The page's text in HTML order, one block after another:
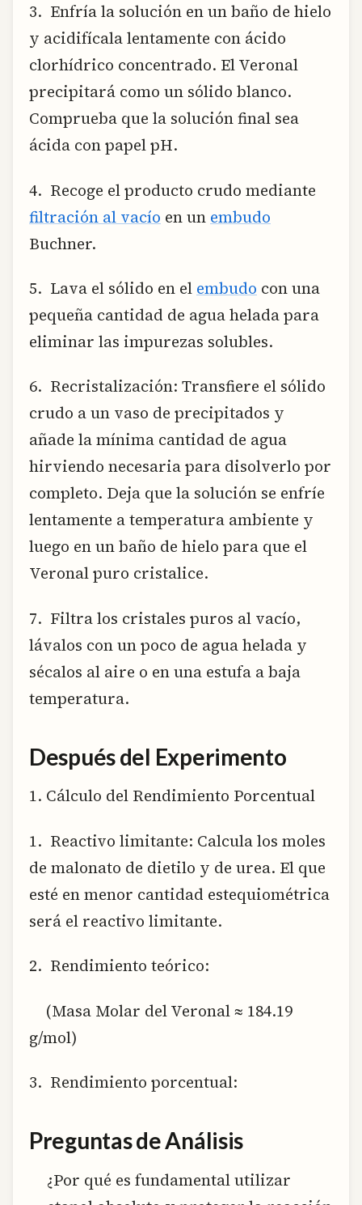
3. Enfría la solución en un baño de hielo
y acidifícala lentamente con ácido
clorhídrico concentrado. El Veronal
precipitará como un sólido blanco.
Comprueba que la solución final sea
ácida con papel pH.
4. Recoge el producto crudo mediante
filtración al vacío en un embudo
Buchner.
5. Lava el sólido en el embudo con una
pequeña cantidad de agua helada para
eliminar las impurezas solubles.
6. Recristalización: Transfiere el sólido
crudo a un vaso de precipitados y
añade la mínima cantidad de agua
hirviendo necesaria para disolverlo por
completo. Deja que la solución se enfríe
lentamente a temperatura ambiente y
luego en un baño de hielo para que el
Veronal puro cristalice.
7. Filtra los cristales puros al vacío,
lávalos con un poco de agua helada y
sécalos al aire o en una estufa a baja
temperatura.
Después del Experimento
1. Cálculo del Rendimiento Porcentual
1. Reactivo limitante: Calcula los moles
de malonato de dietilo y de urea. El que
esté en menor cantidad estequiométrica
será el reactivo limitante.
2. Rendimiento teórico:
(Masa Molar del Veronal ≈ 184.19
g/mol)
3. Rendimiento porcentual:
Preguntas de Análisis
¿Por qué es fundamental utilizar